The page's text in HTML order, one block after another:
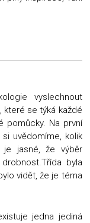
vyslechnout
které se týká každé
pomůcky. Na první
uvědomíme, kolik
je jasné, že výběr
byla
vidět, že je téma
jedna jediná